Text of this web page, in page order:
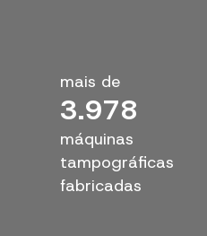
mais de
4.000
máquinas
tampográficas
fabricadas